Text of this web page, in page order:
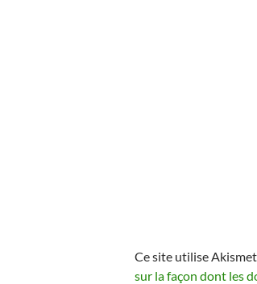
Ce site utilise
sur la façon dont les